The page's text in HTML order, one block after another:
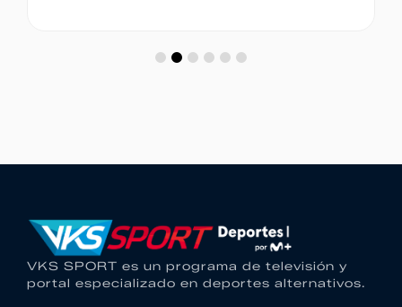
VKS SPORT es un programa de televisión y
portal especializado en deportes alternativos.